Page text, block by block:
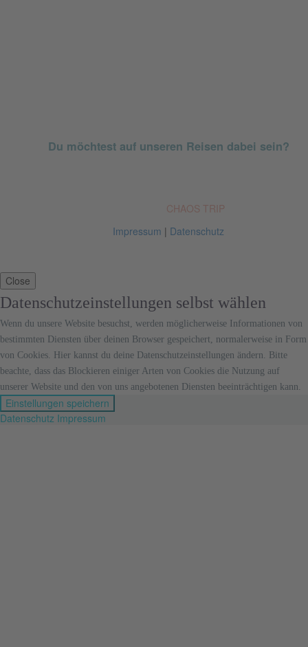
Du möchtest auf unseren Reisen dabei sein?
CHAOS TRIP
Impressum | Datenschutz
Close
Datenschutzeinstellungen selbst wählen
Wenn du unsere Website besuchst, werden möglicherweise Informationen von
bestimmten Diensten über deinen Browser gespeichert, normalerweise in Form
von Cookies. Hier kannst du deine Datenschutzeinstellungen ändern. Bitte
beachte, dass das Blockieren einiger Arten von Cookies die Nutzung auf
unserer Website und den von uns angebotenen Diensten beeinträchtigen kann.
Einstellungen speichern
Datenschutz Impressum